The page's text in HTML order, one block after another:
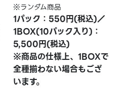
※ランダム商品
1パック：550円(税込)／
1BOX(10パック入り)：
5,500円(税込)
※商品の仕様上、1BOXで
全種揃わない場合もござ
います。